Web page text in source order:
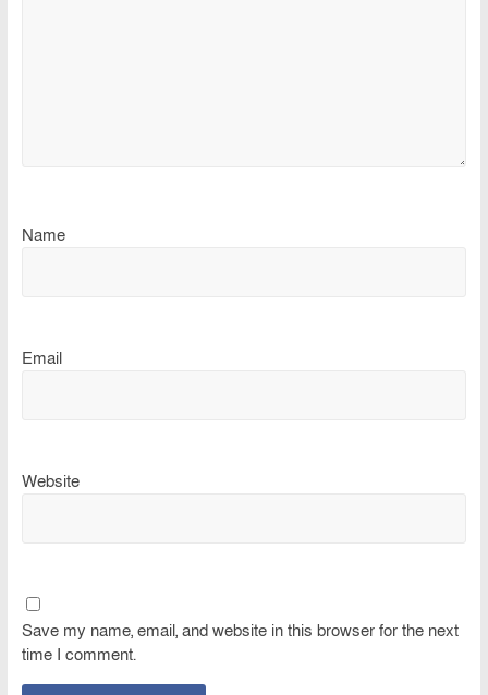
Name
Email
Website
Save my name, email, and website in this browser for the next
time I comment.